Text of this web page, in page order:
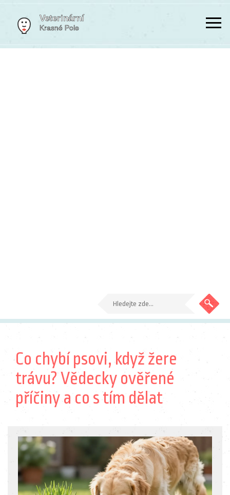
Co chybí psovi, když žere
trávu? Vědecky ověřené
příčiny a co s tím dělat